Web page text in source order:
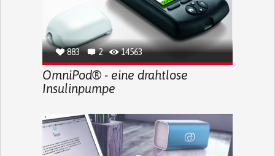
883 2 14563
OmniPod® - eine drahtlose
Insulinpumpe